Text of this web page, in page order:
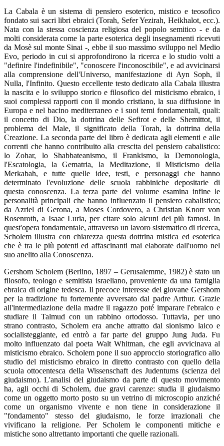
La Cabala è un sistema di pensiero esoterico, mistico e teosofico
fondato sui sacri libri ebraici (Torah, Sefer Yezirah, Heikhalot, ecc.).
Nata con la stessa coscienza religiosa del popolo semitico - e da
molti considerata come la parte esoterica degli insegnamenti ricevuti
da Mosè sul monte Sinai -, ebbe il suo massimo sviluppo nel Medio
Evo, periodo in cui si approfondirono la ricerca e lo studio volti a
"definire l'indefinibile", "conoscere l'inconoscibile", e ad avvicinarsi
alla comprensione dell'Universo, manifestazione di Ayn Soph, il
Nulla, l'Infinito. Questo eccellente testo dedicato alla Cabala illustra
la nascita e lo sviluppo storico e filosofico del misticismo ebraico, i
suoi complessi rapporti con il mondo cristiano, la sua diffusione in
Europa e nel bacino mediterraneo e i suoi temi fondamentali, quali:
il concetto di Dio, la dottrina delle Sefirot e delle Shemittot, il
problema del Male, il significato della Torah, la dottrina della
Creazione. La seconda parte del libro è dedicata agli elementi e alle
correnti che hanno contribuito alla crescita del pensiero cabalistico:
lo Zohar, lo Shabbateanismo, il Frankismo, la Demonologia,
l'Escatologia, la Gematria, la Meditazione, il Misticismo della
Merkabah, e tutte quelle idee, testi, e personaggi che hanno
determinato l'evoluzione delle scuola rabbiniche depositarie di
questa conoscenza. La terza parte del volume esamina infine le
personalità principali che hanno influenzato il pensiero cabalistico;
da Azriel di Gerona, a Moses Cordovero, a Christian Knorr von
Rosenroth, a Isaac Luria, per citare solo alcuni dei più famosi. In
quest'opera fondamentale, attraverso un lavoro sistematico di ricerca,
Scholem illustra con chiarezza questa dottrina mistica ed esoterica
che è tra le più potenti ed affascinanti mai elaborate dall'uomo nel
suo anelito alla Conoscenza.
Gershom Scholem (Berlino, 1897 – Gerusalemme, 1982) è stato un
filosofo, teologo e semitista israeliano, proveniente da una famiglia
ebraica di origine tedesca. Il precoce interesse del giovane Gershom
per la tradizione fu fortemente avversato dal padre Arthur. Grazie
all'intermediazione della madre il ragazzo poté imparare l'ebraico e
studiare il Talmud con un rabbino ortodosso. Tuttavia, per uno
strano contrasto, Scholem era anche attratto dal sionismo laico e
socialisteggiante, ed entrò a far parte del gruppo Jung Juda. Fu
molto influenzato dal poeta Walt Whitman, che egli avvicinava al
misticismo ebraico. Scholem pone il suo approccio storiografico allo
studio del misticismo ebraico in diretto contrasto con quello della
scuola ottocentesca della Wissenschaft des Judentums (scienza del
giudaismo). L'analisi del giudaismo da parte di questo movimento
ha, agli occhi di Scholem, due gravi carenze: studia il giudaismo
come un oggetto morto posto su un vetrino di microscopio anziché
come un organismo vivente e non tiene in considerazione il
"fondamento" stesso del giudaismo, le forze irrazionali che
vivificano la religione. Per Scholem le componenti mitiche e
mistiche sono altrettanto importanti che quelle razionali.